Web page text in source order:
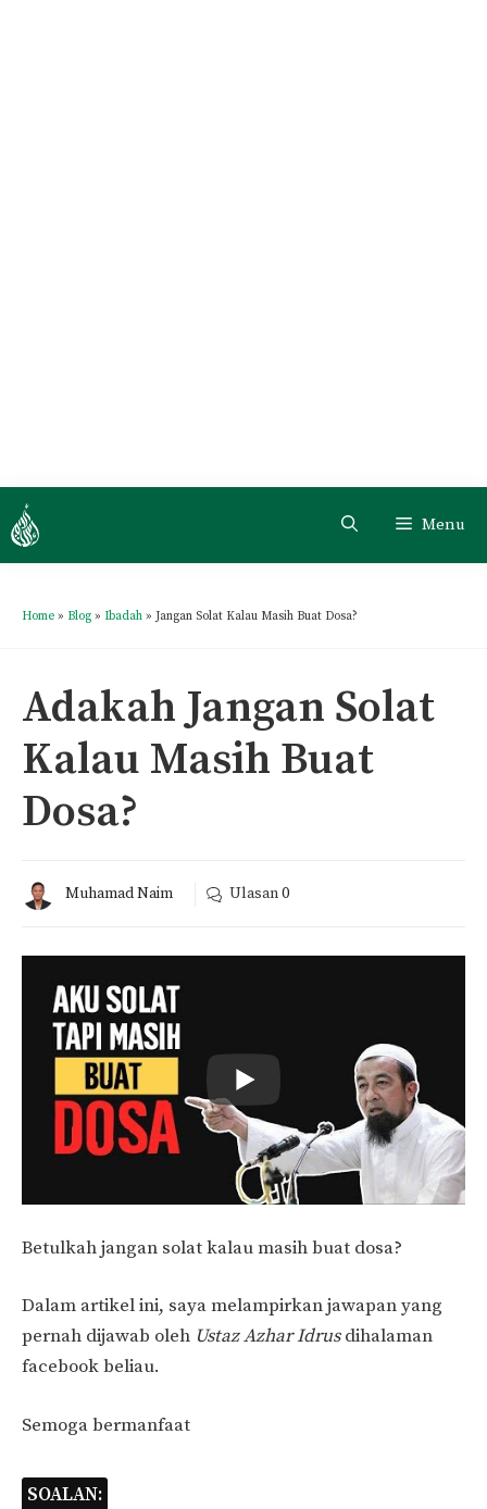
Menu
Home » Blog » Ibadah » Jangan Solat Kalau Masih Buat Dosa?
Adakah Jangan Solat
Kalau Masih Buat
Dosa?
Muhamad Naim Ulasan0
Betulkah jangan solat kalau masih buat dosa?
Dalam artikel ini, saya melampirkan jawapan yang
pernah dijawab oleh Ustaz Azhar Idrusdihalaman
facebook beliau.
Semoga bermanfaat
SOALAN: